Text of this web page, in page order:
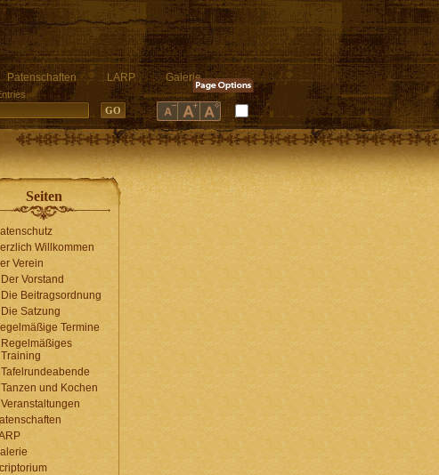
Patenschaften LARP
Galerie
Seiten
Willkommen
Verein
Der Vorstand
Die Beitragsordnung
Die Satzung
Termine
Regelmäßiges
Training
Tafelrundeabende
Tanzen und Kochen
Veranstaltungen